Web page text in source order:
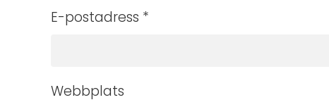
E-postadress *
Webbplats